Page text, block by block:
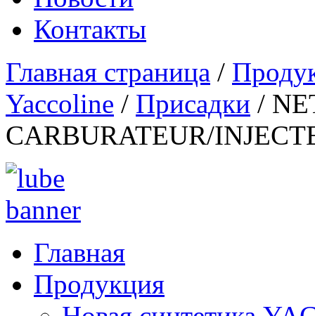
Контакты
Главная страница /
Yaccoline / Присадки /
CARBURATEUR/
Главная
Продукция